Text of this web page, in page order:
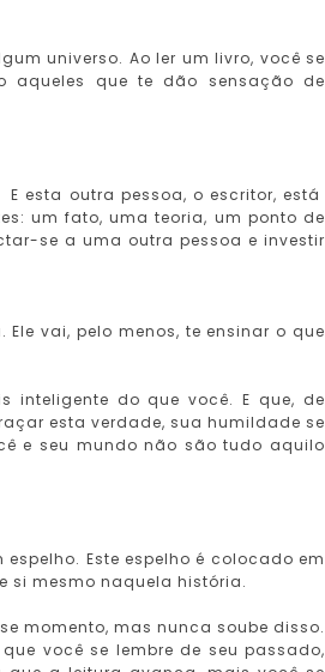
universo. Ao ler um livro, você se
aqueles que te dão sensação de
esta outra pessoa, o escritor, está
um fato, uma teoria, um ponto de
se a uma outra pessoa e investir
vai, pelo menos, te ensinar o que
inteligente do que você. E que, de
esta verdade, sua humildade se
e seu mundo não são tudo aquilo
Este espelho é colocado em
si mesmo naquela história.
momento, mas nunca soube disso.
você se lembre de seu passado,